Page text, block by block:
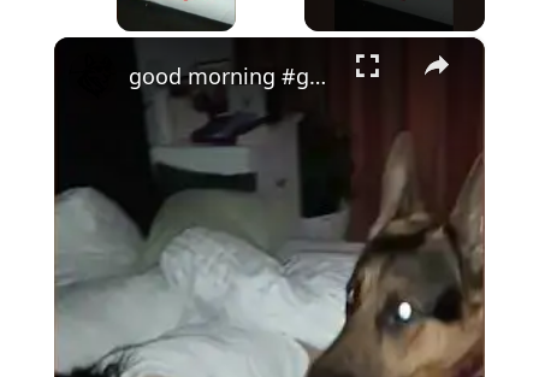
×
good morning #gsd #germanshepherd #dog #blog #happydog